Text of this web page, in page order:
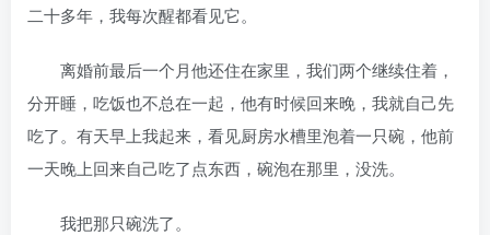
二十多年，我每次醒都看见它。
离婚前最后一个月他还住在家里，我们两个继续住着，
分开睡，吃饭也不总在一起，他有时候回来晚，我就自己先
吃了。有天早上我起来，看见厨房水槽里泡着一只碗，他前
一天晚上回来自己吃了点东西，碗泡在那里，没洗。
我把那只碗洗了。